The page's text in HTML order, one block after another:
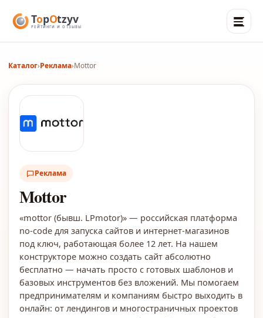
Каталог›Реклама›Mottor
Реклама
Mottor
«mottor (бывш. LPmotor)» — российская платформа
no-code для запуска сайтов и интернет-магазинов
под ключ, работающая более 12 лет. На нашем
конструкторе можно создать сайт абсолютно
бесплатно — начать просто с готовых шаблонов и
базовых инструментов без вложений. Мы помогаем
предпринимателям и компаниям быстро выходить в
онлайн: от лендингов и многостраничных проектов